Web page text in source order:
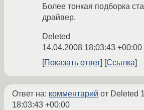
Более тонкая подборка
драйвер.
Deleted
14.04.2008 18:03:43 +00:00
Показать ответ
Ссылка
Ответ на: комментарий от Deleted
18:03:43 +00:00